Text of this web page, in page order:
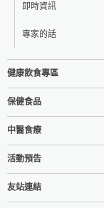
即時資訊
專家的話
健康飲食專區
保健食品
中醫食療
活動預告
友站連結